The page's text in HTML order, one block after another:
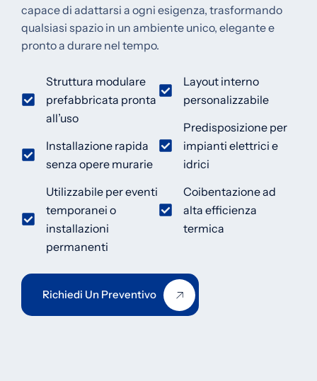
capace di adattarsi a ogni esigenza, trasformando
qualsiasi spazio in un ambiente unico, elegante e
pronto a durare nel tempo.
Struttura modulare
prefabbricata pronta
all’uso
Installazione rapida
senza opere murarie
Utilizzabile per eventi
temporanei o
installazioni
permanenti
Layout interno
personalizzabile
Predisposizione per
impianti elettrici e
idrici
Coibentazione ad
alta efficienza
termica
Richiedi Un Preventivo